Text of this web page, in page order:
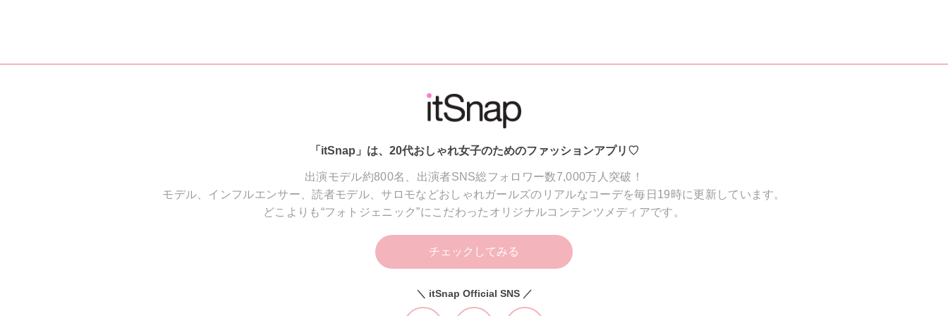
「itSnap」は、20代おしゃれ女子のためのファッションアプリ♡
出演モデル約800名、出演者SNS総フォロワー数7,000万人突破！
モデル、インフルエンサー、読者モデル、サロモなどおしゃれガールズのリアルなコーデを毎日19時に更新しています。
どこよりも“フォトジェニック”にこだわったオリジナルコンテンツメディアです。
チェックしてみる
＼ itSnap Official SNS ／